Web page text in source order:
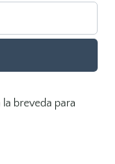
breveda para